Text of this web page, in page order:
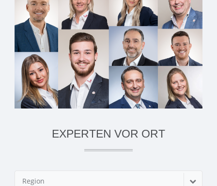
EXPERTEN VOR ORT
Region